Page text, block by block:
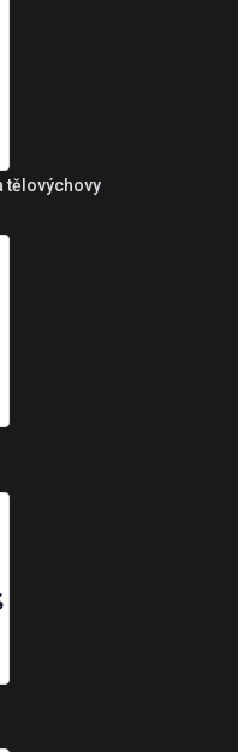
tělovýchovy